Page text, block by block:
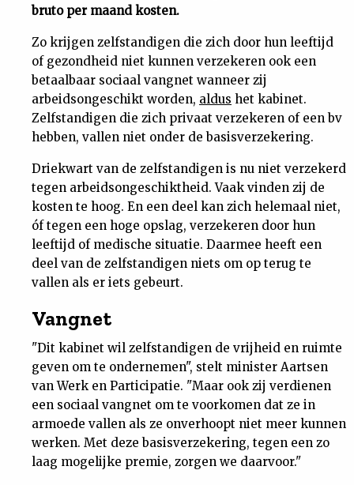
Cijfers
Tuchtrecht
Magazine
Dossiers
Nieuwsbrief
Contact
bruto per maand kosten.
Zo krijgen zelfstandigen die zich door hun leeftijd
of gezondheid niet kunnen verzekeren ook een
betaalbaar sociaal vangnet wanneer zij
arbeidsongeschikt worden, aldus het kabinet.
Zelfstandigen die zich privaat verzekeren of een bv
hebben, vallen niet onder de basisverzekering.
Driekwart van de zelfstandigen is nu niet verzekerd
tegen arbeidsongeschiktheid. Vaak vinden zij de
kosten te hoog. En een deel kan zich helemaal niet,
óf tegen een hoge opslag, verzekeren door hun
leeftijd of medische situatie. Daarmee heeft een
deel van de zelfstandigen niets om op terug te
vallen als er iets gebeurt.
Vangnet
"Dit kabinet wil zelfstandigen de vrijheid en ruimte
geven om te ondernemen", stelt minister Aartsen
van Werk en Participatie. "Maar ook zij verdienen
een sociaal vangnet om te voorkomen dat ze in
armoede vallen als ze onverhoopt niet meer kunnen
werken. Met deze basisverzekering, tegen een zo
laag mogelijke premie, zorgen we daarvoor."